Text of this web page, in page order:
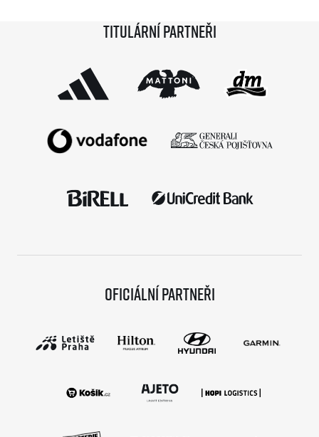
sezónu a od startu tak uběhlo teprve 18 měsíců,
Titulární partneři
Oficiální partneři